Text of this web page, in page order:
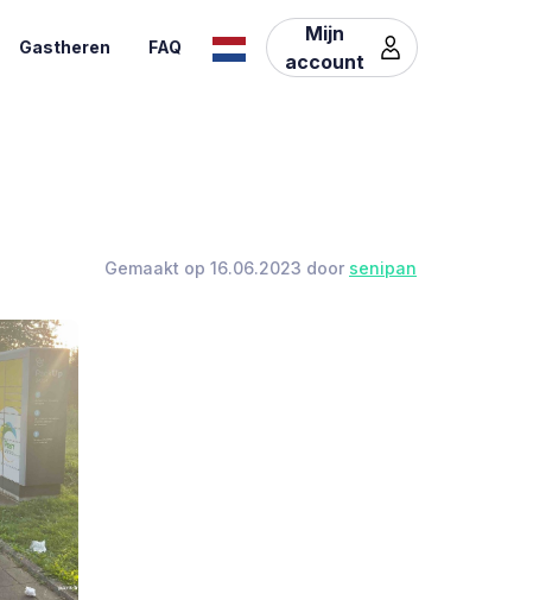
Gastheren FAQ
Mijn
account
Gemaakt op 16.06.2023 door senipan